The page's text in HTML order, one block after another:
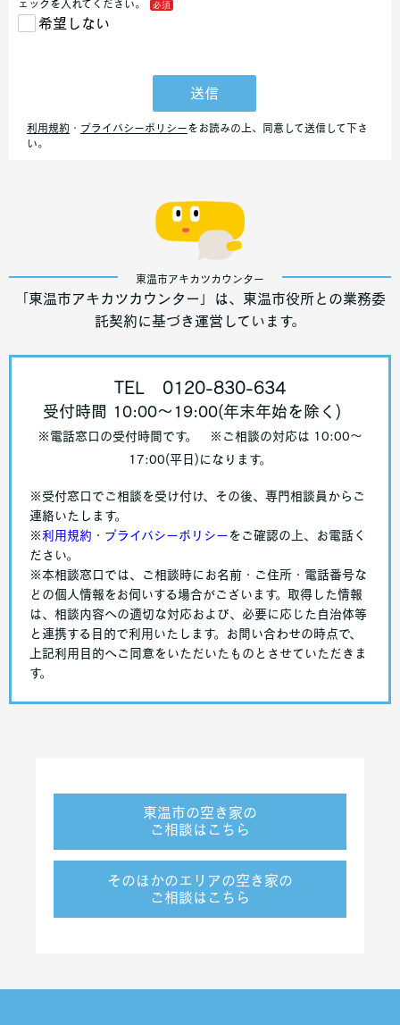
東温市アキカツカウンター
「東温市アキカツカウンター」は、東温市役所との業務委
託契約に基づき運営しています。
TEL 0120-830-634
受付時間 10:00〜19:00(年末年始を除く)
※電話窓口の受付時間です。
※ご相談の対応は 10:00〜
17:00(平日)になります。
※受付窓口でご相談を受け付け、その後、専門相談員からご
連絡いたします。
※ 利用規約 ・ プライバシーポリシー をご確認の上、お電話く
ださい。
※本相談窓口では、ご相談時にお名前・ご住所・電話番号な
どの個人情報をお伺いする場合がございます。取得した情報
は、相談内容への適切な対応および、必要に応じた自治体等
と連携する目的で利用いたします。お問い合わせの時点で、
上記利用目的へご同意をいただいたものとさせていただきま
す。
東温市の空き家の
ご相談はこちら
そのほかのエリアの空き家の
ご相談はこちら